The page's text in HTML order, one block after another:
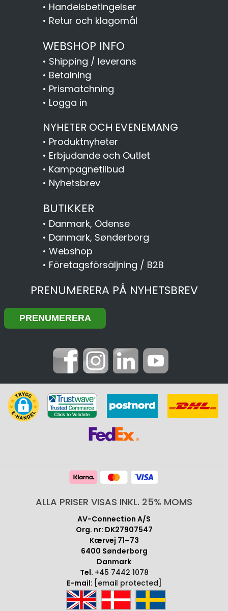
• Handelsbetingelser
• Retur och klagomål
WEBSHOP INFO
• Shipping / leverans
• Betalning
• Prismatchning
• Logga in
NYHETER OCH EVENEMANG
• Produktnyheter
• Erbjudande och Outlet
• Kampagnetilbud
• Nyhetsbrev
BUTIKKER
• Danmark, Odense
• Danmark, Sønderborg
• Webshop
• Företagsförsäljning / B2B
PRENUMERERA PÅ NYHETSBREV
ALLA PRISER VISAS INKL. 25% MOMS
AV-Connection A/S
Org. nr: DK27907547
Kærvej 71–73
6400 Sønderborg
Danmark
Tel. +45 7442 1078
E-mail: [email protected]